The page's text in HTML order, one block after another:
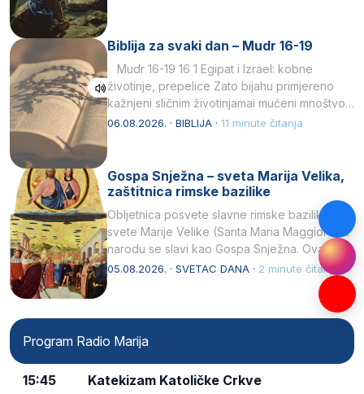
Biblija za svaki dan – Mudr 16-19
Mudr 16-19 16 1 Egipat i Izrael: kobne
životinje, prepelice Zato bijahu primjereno
kažnjeni sličnim životinjamai mučeni mnoštvom
kukaca.2 A narod…
06.08.2026. · BIBLIJA · 11 minute čitanja
Gospa Snježna – sveta Marija Velika,
zaštitnica rimske bazilike
Obljetnica posvete slavne rimske bazilike
svete Marije Velike (Santa Maria Maggiore) u
narodu se slavi kao Gospa Snježna. Ovaj
naziv, Sancta Maria…
05.08.2026. · SVETAC DANA · 2 minute čitanja
Program Radio Marija
15:45 Katekizam Katoličke Crkve